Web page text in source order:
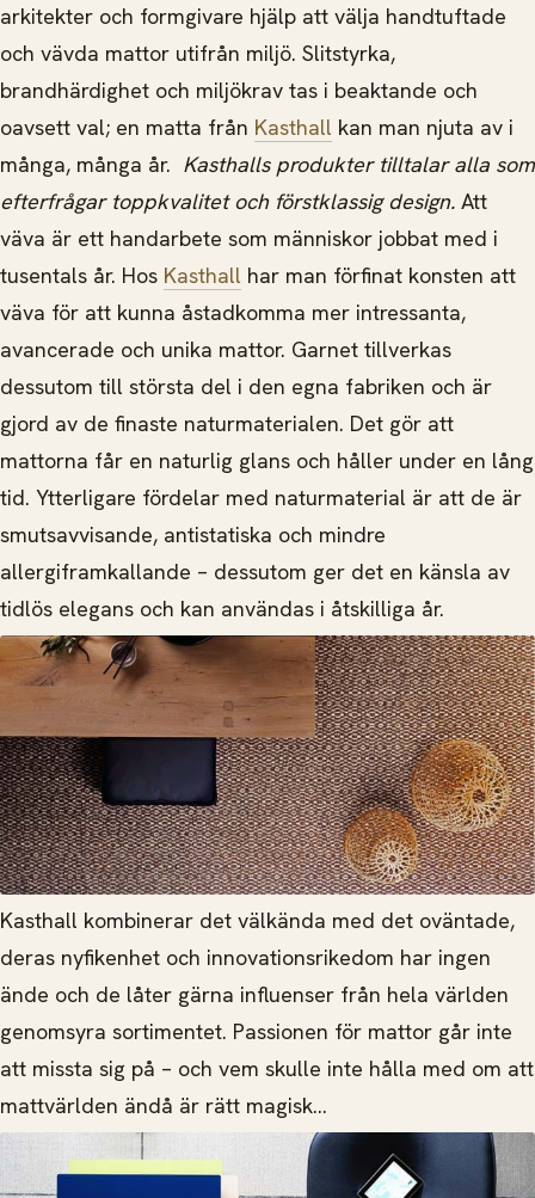
arkitekter och formgivare hjälp att välja handtuftade
och vävda mattor utifrån miljö. Slitstyrka,
brandhärdighet och miljökrav tas i beaktande och
oavsett val; en matta från Kasthall kan man njuta av i
många, många år. Kasthalls produkter tilltalar alla som
efterfrågar toppkvalitet och förstklassig design. Att
väva är ett handarbete som människor jobbat med i
tusentals år. Hos Kasthall har man förfinat konsten att
väva för att kunna åstadkomma mer intressanta,
avancerade och unika mattor. Garnet tillverkas
dessutom till största del i den egna fabriken och är
gjord av de finaste naturmaterialen. Det gör att
mattorna får en naturlig glans och håller under en lång
tid. Ytterligare fördelar med naturmaterial är att de är
smutsavvisande, antistatiska och mindre
allergiframkallande – dessutom ger det en känsla av
tidlös elegans och kan användas i åtskilliga år.
Kasthall kombinerar det välkända med det oväntade,
deras nyfikenhet och innovationsrikedom har ingen
ände och de låter gärna influenser från hela världen
genomsyra sortimentet. Passionen för mattor går inte
att missta sig på – och vem skulle inte hålla med om att
mattvärlden ändå är rätt magisk...